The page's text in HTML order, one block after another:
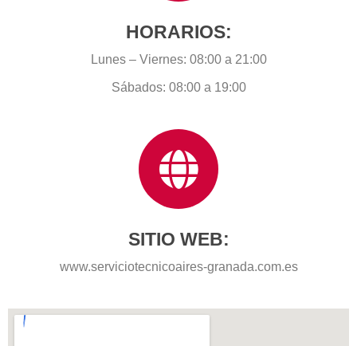
HORARIOS:
Lunes – Viernes: 08:00 a 21:00
Sábados: 08:00 a 19:00
SITIO WEB:
www.serviciotecnicoaires-granada.com.es